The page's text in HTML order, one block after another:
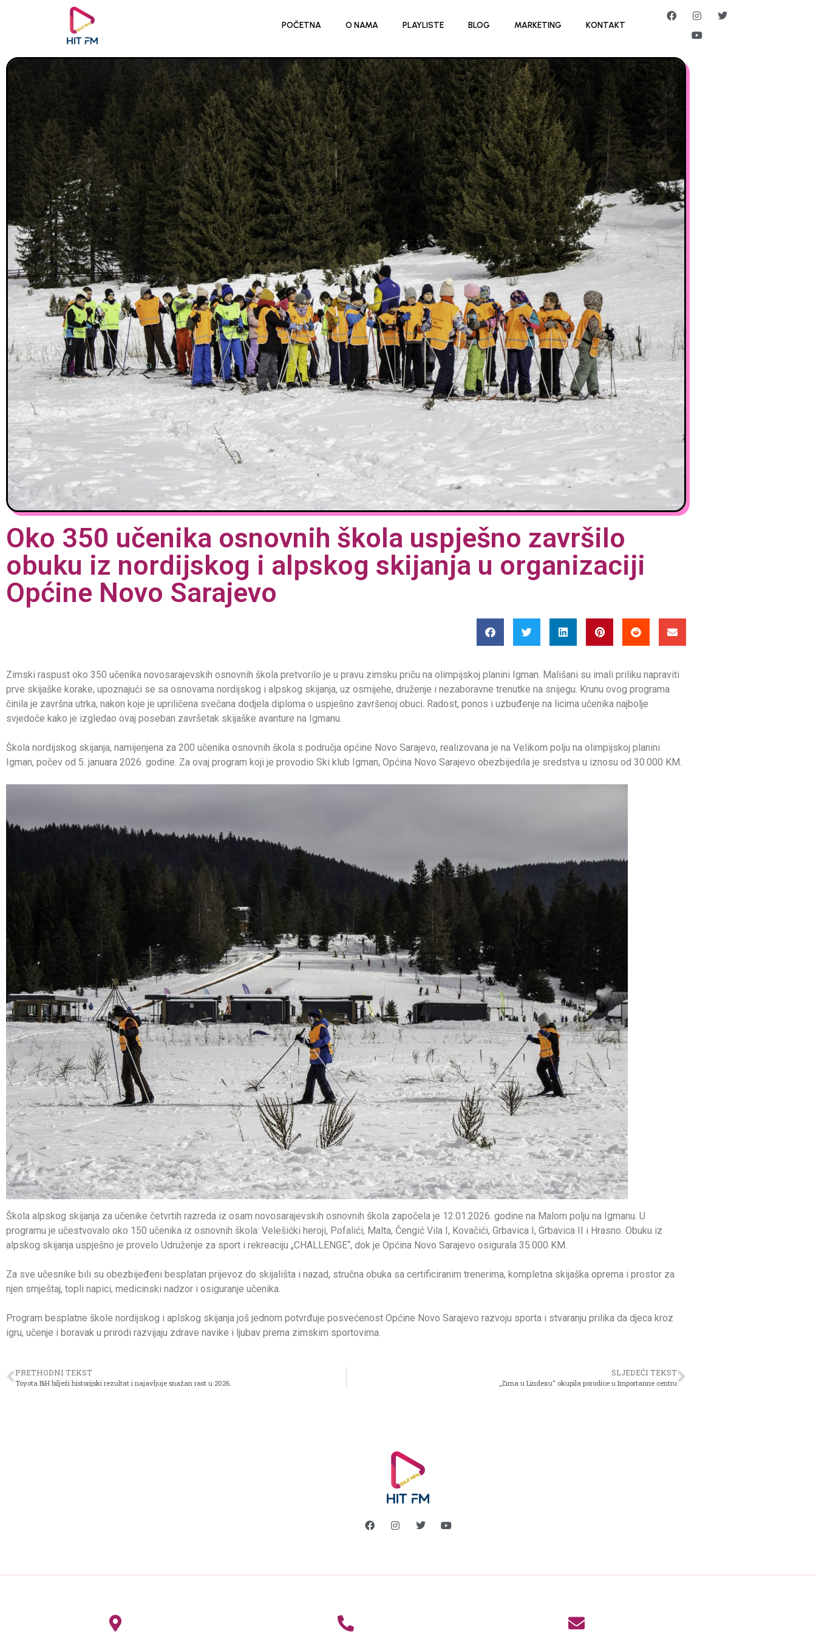
POČETNA O NAMA PLAYLISTE BLOG MARKETING KONTAKT
Oko 350 učenika osnovnih škola uspješno završilo
obuku iz nordijskog i alpskog skijanja u organizaciji
Općine Novo Sarajevo
Zimski raspust oko 350 učenika novosarajevskih osnovnih škola pretvorilo je u pravu zimsku priču na olimpijskoj planini Igman. Mališani su imali priliku napraviti
prve skijaške korake, upoznajući se sa osnovama nordijskog i alpskog skijanja, uz osmijehe, druženje i nezaboravne trenutke na snijegu. Krunu ovog programa
činila je završna utrka, nakon koje je upriličena svečana dodjela diploma o uspješno završenoj obuci. Radost, ponos i uzbuđenje na licima učenika najbolje
svjedoče kako je izgledao ovaj poseban završetak skijaške avanture na Igmanu.
Škola nordijskog skijanja, namijenjena za 200 učenika osnovnih škola s područja općine Novo Sarajevo, realizovana je na Velikom polju na olimpijskoj planini
Igman, počev od 5. januara 2026. godine. Za ovaj program koji je provodio Ski klub Igman, Općina Novo Sarajevo obezbijedila je sredstva u iznosu od 30.000 KM.
Škola alpskog skijanja za učenike četvrtih razreda iz osam novosarajevskih osnovnih škola započela je 12.01.2026. godine na Malom polju na Igmanu. U
programu je učestvovalo oko 150 učenika iz osnovnih škola: Velešićki heroji, Pofalići, Malta, Čengić Vila I, Kovačići, Grbavica I, Grbavica II i Hrasno. Obuku iz
alpskog skijanja uspješno je provelo Udruženje za sport i rekreaciju „CHALLENGE“, dok je Općina Novo Sarajevo osigurala 35.000 KM.
Za sve učesnike bili su obezbijeđeni besplatan prijevoz do skijališta i nazad, stručna obuka sa certificiranim trenerima, kompletna skijaška oprema i prostor za
njen smještaj, topli napici, medicinski nadzor i osiguranje učenika.
Program besplatne škole nordijskog i aplskog skijanja još jednom potvrđuje posvećenost Općine Novo Sarajevo razvoju sporta i stvaranju prilika da djeca kroz
igru, učenje i boravak u prirodi razvijaju zdrave navike i ljubav prema zimskim sportovima.
PRETHODNI TEKST
Toyota BiH bilježi historijski rezultat i najavljuje snažan rast u 2026.
SLJEDEĆI TEKST
„Zima u Lindexu“ okupila porodice u Importanne centru